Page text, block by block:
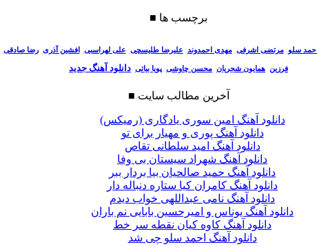
■ برچسب ها
سلو مرتضی اشرفی مهدی احمدوند علیرضا طلیسچی علی لهراسبی افشین آذری رضا صادقی
فرزین همایون شجریان محسن چاوشی پویا بیاتی دانلود آهنگ جدید
■ آخرین مطالب سایت
دانلود آهنگ امین سوری یادگاری (رمیکس)
دانلود آهنگ پوری و مهیار برای تو
دانلود آهنگ امید سلطانی تقاص
دانلود آهنگ شهراد سیستان بی وفا
دانلود آهنگ حمید صالحیان بیا بردار ببر
دانلود آهنگ کامران کیا ستاره دنباله دار
دانلود آهنگ نامی عبداللهی خواب دیدم
دانلود آهنگ یوناس و امیرحسین بابایی نم باران
دانلود آهنگ کاوه کیان نقطه سر خط
دانلود آهنگ احمد سلو چی شد